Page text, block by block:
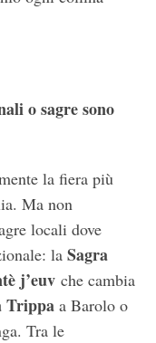
o sagre sono
la fiera più
Ma non
locali dove
la Sagra
j’euvche cambia
Trippaa Barolo o
Tra le